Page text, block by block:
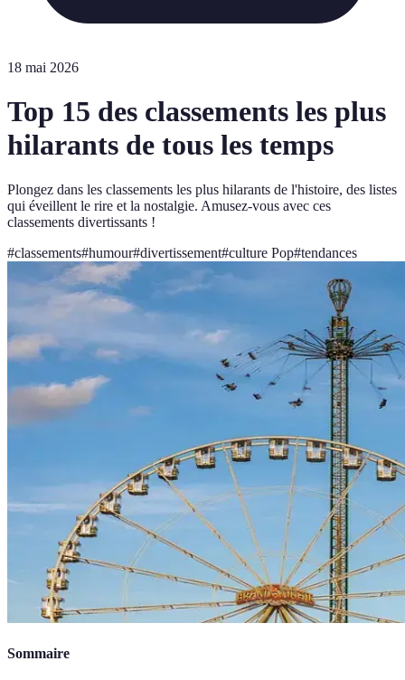
18 mai 2026
Top 15 des classements les plus
hilarants de tous les temps
Plongez dans les classements les plus hilarants de l'histoire, des listes
qui éveillent le rire et la nostalgie. Amusez-vous avec ces
classements divertissants !
#classements#humour#divertissement#culture Pop#tendances
Sommaire